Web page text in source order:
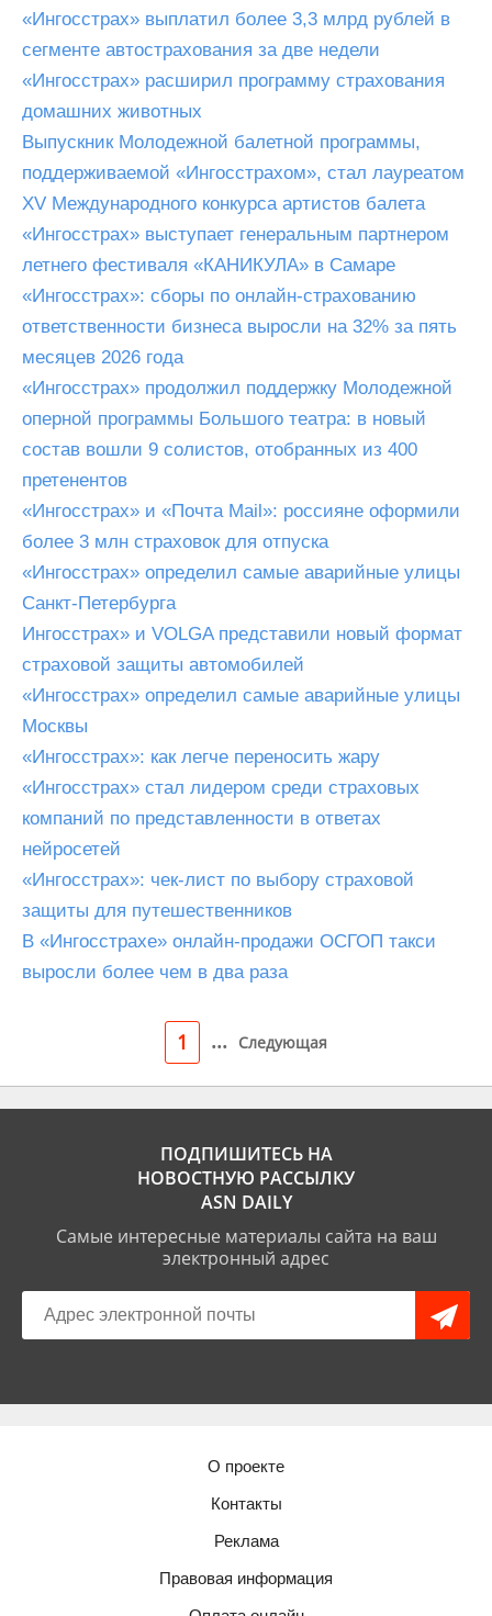
«Ингосстрах» выплатил более 3,3 млрд рублей в
сегменте автострахования за две недели
«Ингосстрах» расширил программу страхования
домашних животных
Выпускник Молодежной балетной программы,
поддерживаемой «Ингосстрахом», стал лауреатом
XV Международного конкурса артистов балета
«Ингосстрах» выступает генеральным партнером
летнего фестиваля «КАНИКУЛА» в Самаре
«Ингосстрах»: сборы по онлайн-страхованию
ответственности бизнеса выросли на 32% за пять
месяцев 2026 года
«Ингосстрах» продолжил поддержку Молодежной
оперной программы Большого театра: в новый
состав вошли 9 солистов, отобранных из 400
претенентов
«Ингосстрах» и «Почта Mail»: россияне оформили
более 3 млн страховок для отпуска
«Ингосстрах» определил самые аварийные улицы
Санкт-Петербурга
Ингосстрах» и VOLGA представили новый формат
страховой защиты автомобилей
«Ингосстрах» определил самые аварийные улицы
Москвы
«Ингосстрах»: как легче переносить жару
«Ингосстрах» стал лидером среди страховых
компаний по представленности в ответах
нейросетей
«Ингосстрах»: чек-лист по выбору страховой
защиты для путешественников
В «Ингосстрахе» онлайн-продажи ОСГОП такси
выросли более чем в два раза
1 ... Следующая
ПОДПИШИТЕСЬ НА
НОВОСТНУЮ РАССЫЛКУ
ASN DAILY
Самые интересные материалы сайта на ваш
электронный адрес
О проекте
Контакты
Реклама
Правовая информация